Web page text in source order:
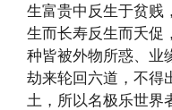
生富贵中反生于贫贱
生而长寿反生而夭促
种皆被外物所惑、业
劫来轮回六道，不得
土，所以名极乐世界